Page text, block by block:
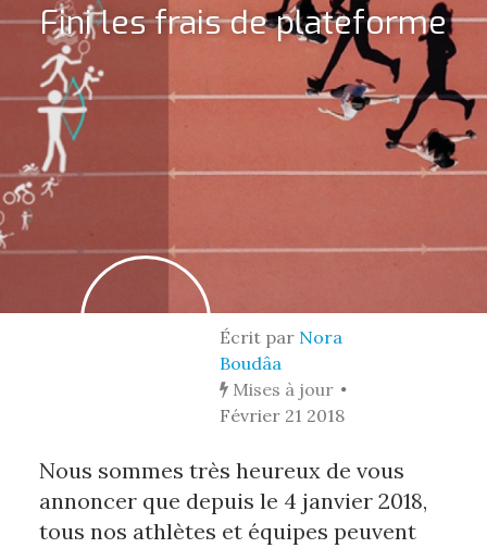
Fini les frais de plateforme
Écrit par Nora
Boudâa
Mises à jour
Février 21 2018
Nous sommes très heureux de vous
annoncer que depuis le 4 janvier 2018,
tous nos athlètes et équipes peuvent